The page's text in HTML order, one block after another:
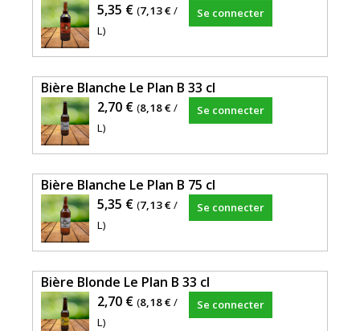
5,35 € (7,13 €/
L)
Se connecter
Bière Blanche Le Plan B 33 cl
2,70 € (8,18 €/
L)
Se connecter
Bière Blanche Le Plan B 75 cl
5,35 € (7,13 €/
L)
Se connecter
Bière Blonde Le Plan B 33 cl
2,70 € (8,18 €/
L)
Se connecter